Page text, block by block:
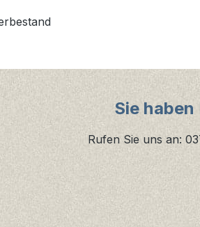
Sie
Rufen Sie uns an: